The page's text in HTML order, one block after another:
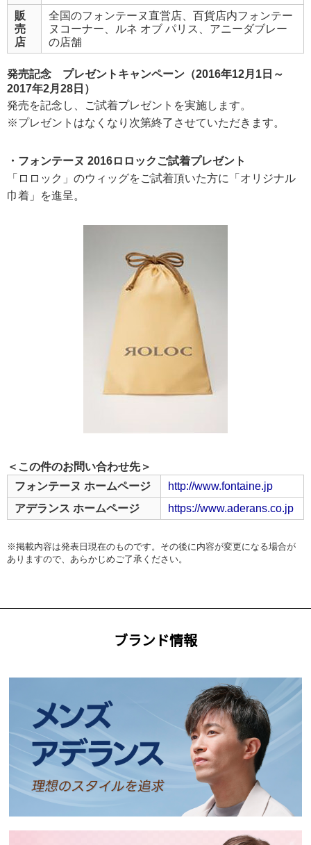
販
売
店
全国のフォンテーヌ直営店、百貨店内フォンテー
ヌコーナー、ルネ オブ パリス、アニーダブレー
の店舗
発売記念 プレゼントキャンペーン（2016年12月1日～
2017年2月28日）
発売を記念し、ご試着プレゼントを実施します。
※プレゼントはなくなり次第終了させていただきます。
・フォンテーヌ 2016ロロックご試着プレゼント
「ロロック」のウィッグをご試着頂いた方に「オリジナル
巾着」を進呈。
＜この件のお問い合わせ先＞
フォンテーヌ ホームページ
http://www.fontaine.jp
アデランス ホームページ
https://www.aderans.co.jp
※掲載内容は発表日現在のものです。その後に内容が変更になる場合が
ありますので、あらかじめご了承ください。
ブランド情報